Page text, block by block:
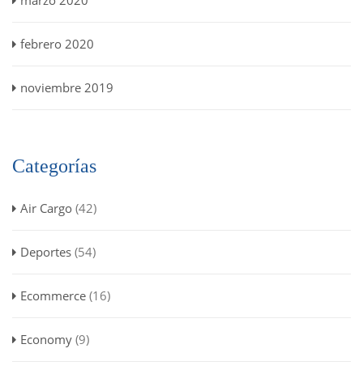
febrero 2020
noviembre 2019
Categorías
Air Cargo (42)
Deportes (54)
Ecommerce (16)
Economy (9)